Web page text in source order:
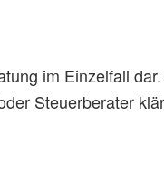
im Einzelfall
Steuerberater